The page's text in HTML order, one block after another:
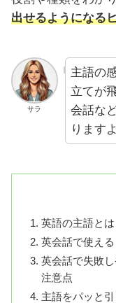
出せるようになる
サラ
主語の
立てが
会話な
ります
英語の主語と
英会話で使え
英会話で失敗
注意点
主語をパッと